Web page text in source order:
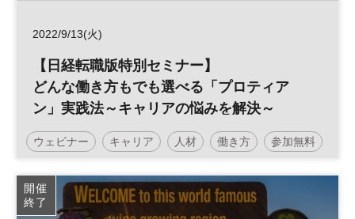
2022/9/13(火)
【日経転職版特別セミナー】
どんな働き方もでも選べる「プロティア
ン」実践法～キャリアの悩みを解決～
ウェビナー キャリア 人材 働き方 参加無料
開催
終了